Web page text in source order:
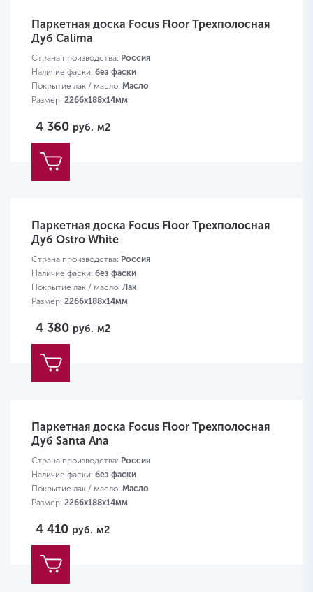
Паркетная доска Focus Floor Трехполосная
Дуб Calima
Страна производства: Россия
Наличие фаски: без фаски
Покрытие лак / масло: Масло
Размер: 2266х188х14мм
4 360 руб. м2
Паркетная доска Focus Floor Трехполосная
Дуб Ostro White
Страна производства: Россия
Наличие фаски: без фаски
Покрытие лак / масло: Лак
Размер: 2266х188х14мм
4 380 руб. м2
Паркетная доска Focus Floor Трехполосная
Дуб Santa Ana
Страна производства: Россия
Наличие фаски: без фаски
Покрытие лак / масло: Масло
Размер: 2266х188х14мм
4 410 руб. м2